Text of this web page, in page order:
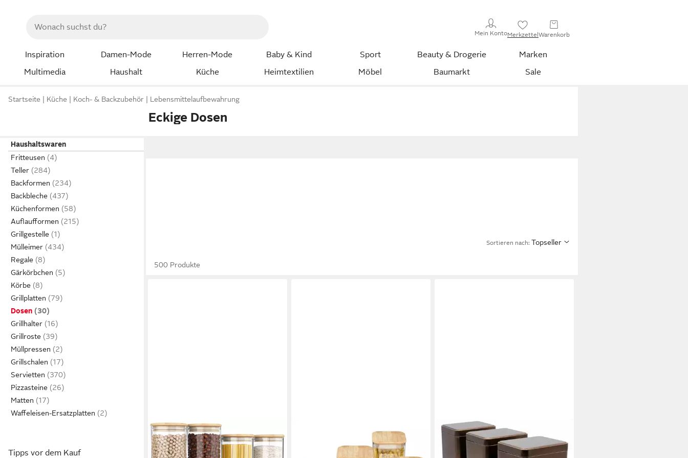
Mein KontoMerkzettelWarenkorb
Inspiration Damen-Mode Herren-Mode Baby & Kind Sport Beauty & Drogerie
Marken
Multimedia
Haushalt Küche Heimtextilien Möbel Baumarkt Sale
Startseite Küche Koch- & Backzubehör Lebensmittelaufbewahrung
Eckige Dosen
Haushaltswaren
Fritteusen
Teller
Backformen
Backbleche
Küchenformen
Auflaufformen
Grillgestelle
Mülleimer
Regale
Gärkörbchen
Körbe
Grillplatten
Dosen
Grillhalter
Grillroste
Müllpressen
Grillschalen
Servietten
Pizzasteine
Matten
Waffeleisen-Ersatzplatten
Tipps vor dem Kauf
Sortieren nach: Topseller
500 Produkte
ARENDO
Aufbewahrungsbecher Glasbehälter
2x 0,785L, 2x 1,57L & 2x 2,2L
Aufbewahrungsbecher Glasbehälter-
Set 6x 0,8 L Borosilikatglas mit
DOSENRITTER
Vorratsdose EBO, (3er-Set),
Aromadicht, Stapelbar aus Metall